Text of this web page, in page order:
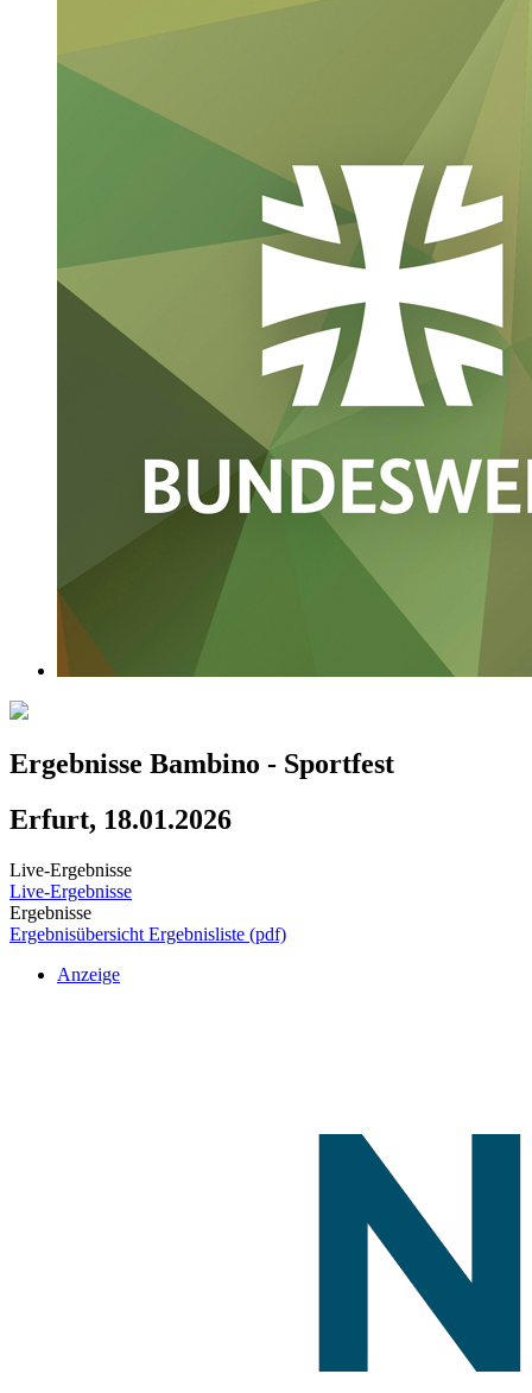
Ergebnisse Bambino - Sportfest
Erfurt, 18.01.2026
Live-Ergebnisse
Live-Ergebnisse
Ergebnisse
Ergebnisübersicht Ergebnisliste (pdf)
Anzeige